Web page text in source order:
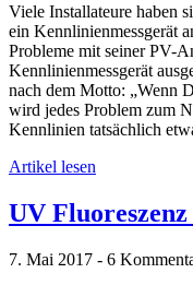
Viele Installateure haben
ein Kennlinienmessgerät
Probleme mit seiner PV-
Kennlinienmessgerät
nach dem Motto: „Wenn
wird jedes Problem zum
Kennlinien tatsächlich
Artikel lesen
UV
7. Mai 2017 - 6